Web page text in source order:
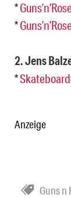
*
*
2. Jens
*
Anzeige
Guns n